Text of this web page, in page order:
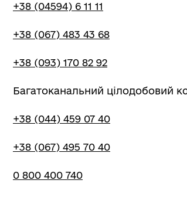
+38 (04594) 6 11 11
+38 (067) 483 43 68
+38 (093) 170 82 92
Багатоканальний цілодобовий
+38 (044) 459 07 40
+38 (067) 495 70 40
0 800 400 740